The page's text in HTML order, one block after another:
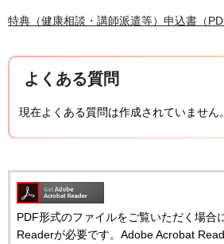
特典（健康相談・講師派遣等）申込書（
よくある質問
現在よくある質問は作成されていません。
PDF形式のファイルをご覧いただく場合
Readerが必要です。Adobe Acrobat